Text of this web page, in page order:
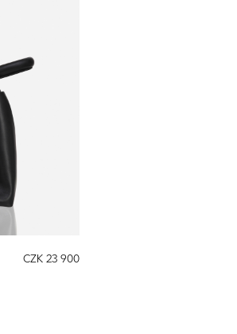
CZK 23 900